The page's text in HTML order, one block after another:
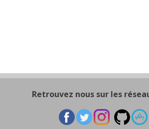
Retrouvez nous sur les